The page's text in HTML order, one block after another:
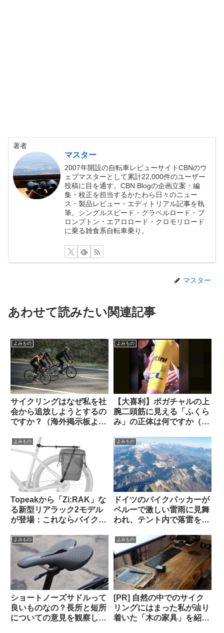
著者
マスター
2007年開設の自転車レビューサイトCBNのウ
ェブマスターとして累計22,000件のユーザー
投稿に目を通す。CBN Blogの企画立案・編
集・校正を担当するかたわら日々のニュー
ス・製品レビュー・エディトリアル記事を執
筆。シングルスピード・グラベルロード・ブ
ロンプトン・エアロロード・クロモリロード
に乗る雑食系自転車乗り。
マスター
あわせて読みたい関連記事
よみもの
サイクリングはなぜ私を社
会から追放しようとするの
ですか？（海外掲示板よ
よみもの
【大喜利】ポガチャルの上
腕二頭筋に見える「ふくら
み」の正体は何ですか（海
よみもの
Topeakから「Zi:RAK」な
る新型リアラック2モデル
が登場：これならバイクパ
らも納得？
よみもの
ドイツのバイクパッカーが
ペルーで激しい雷雨に見舞
われ、テント内で落雷を受
から）
よみもの
ショートノーズサドルって
良いものなの？長所と短所
についての意見を観察して
よみもの
[PR] 自然の中でのサイク
リングにはまった私が辿り
着いた「木の家具」を紹介